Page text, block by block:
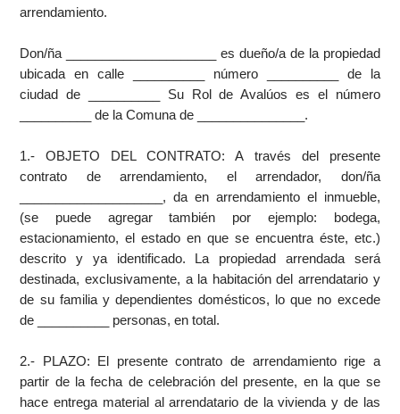
arrendamiento.
Don/ña _____________________ es dueño/a de la propiedad
ubicada en calle __________ número __________ de la
ciudad de __________ Su Rol de Avalúos es el número
__________ de la Comuna de _______________.
1.- OBJETO DEL CONTRATO: A través del presente
contrato de arrendamiento, el arrendador, don/ña
____________________, da en arrendamiento el inmueble,
(se puede agregar también por ejemplo: bodega,
estacionamiento, el estado en que se encuentra éste, etc.)
descrito y ya identificado. La propiedad arrendada será
destinada, exclusivamente, a la habitación del arrendatario y
de su familia y dependientes domésticos, lo que no excede
de __________ personas, en total.
2.- PLAZO: El presente contrato de arrendamiento rige a
partir de la fecha de celebración del presente, en la que se
hace entrega material al arrendatario de la vivienda y de las